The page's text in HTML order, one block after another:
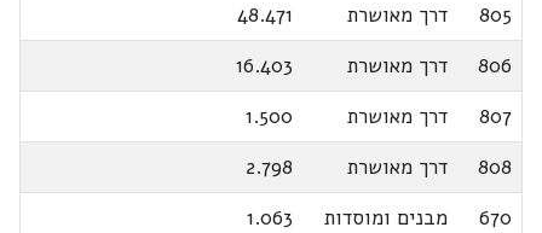
805 דרך מאושרת
48.471
806
דרך מאושרת
16.403
807
דרך מאושרת
1.500
808
דרך מאושרת
2.798
670
מבנים ומוסדות
1.063